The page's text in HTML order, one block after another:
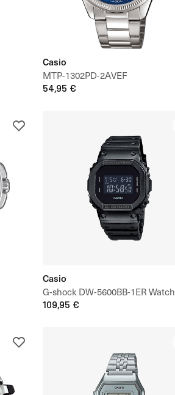
Casio
MTP-1302PD-2AVEF
54,95 €
Casio
G-shock DW-5600BB-1ER Watch
109,95 €